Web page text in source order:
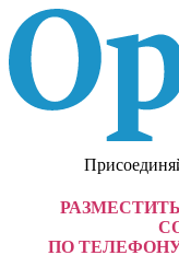
ПО ТЕЛЕФОНУ